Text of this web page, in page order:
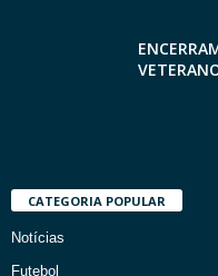
CATEGORIA POPULAR
Notícias
Futebol